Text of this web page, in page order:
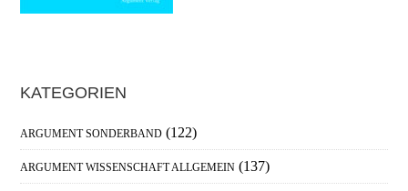
Haupt-
Sidebar
KATEGORIEN
ARGUMENT SONDERBAND (122)
ARGUMENT WISSENSCHAFT ALLGEMEIN (137)